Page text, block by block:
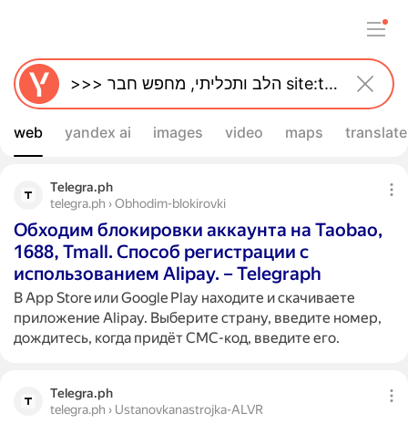
web yandex ai images video maps translate
Telegra.ph
telegra.ph › Obhodim-blokirovki
Обходим блокировки аккаунта на Taobao,
1688, Tmall. Способ регистрации с
использованием Alipay. – Telegraph
В App Store или Google Play находите и скачиваете
приложение Alipay. Выберите страну, введите номер,
дождитесь, когда придёт СМС-код, введите его.
Telegra.ph
telegra.ph › Ustanovkanastrojka-ALVR